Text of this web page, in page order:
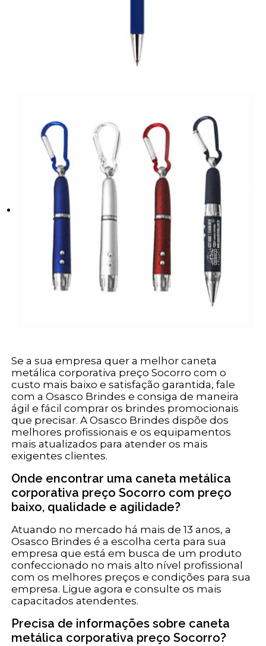
Se a sua empresa quer a melhor caneta
metálica corporativa preço Socorro com o
custo mais baixo e satisfação garantida, fale
com a Osasco Brindes e consiga de maneira
ágil e fácil comprar os brindes promocionais
que precisar. A Osasco Brindes dispõe dos
melhores profissionais e os equipamentos
mais atualizados para atender os mais
exigentes clientes.
Onde encontrar uma caneta metálica
corporativa preço Socorro com preço
baixo, qualidade e agilidade?
Atuando no mercado há mais de 13 anos, a
Osasco Brindes é a escolha certa para sua
empresa que está em busca de um produto
confeccionado no mais alto nível profissional
com os melhores preços e condições para sua
empresa. Ligue agora e consulte os mais
capacitados atendentes.
Precisa de informações sobre caneta
metálica corporativa preço Socorro?